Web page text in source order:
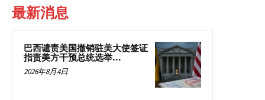
最新消息
巴西谴责美国撤销驻美大使签证
指责美方干预总统选举...
2026年8月4日